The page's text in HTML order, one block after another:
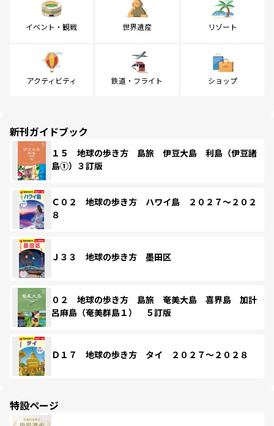
イベント・観戦 世界遺産 リゾート
アクティビティ 鉄道・フライト ショップ
新刊ガイドブック
１５ 地球の歩き方 島旅 伊豆大島 利島（伊豆諸
島①）３訂版
Ｃ０２ 地球の歩き方 ハワイ島 ２０２７～２０２
８
Ｊ３３ 地球の歩き方 墨田区
０２ 地球の歩き方 島旅 奄美大島 喜界島 加計
呂麻島（奄美群島１） ５訂版
Ｄ１７ 地球の歩き方 タイ ２０２７～２０２８
特設ページ